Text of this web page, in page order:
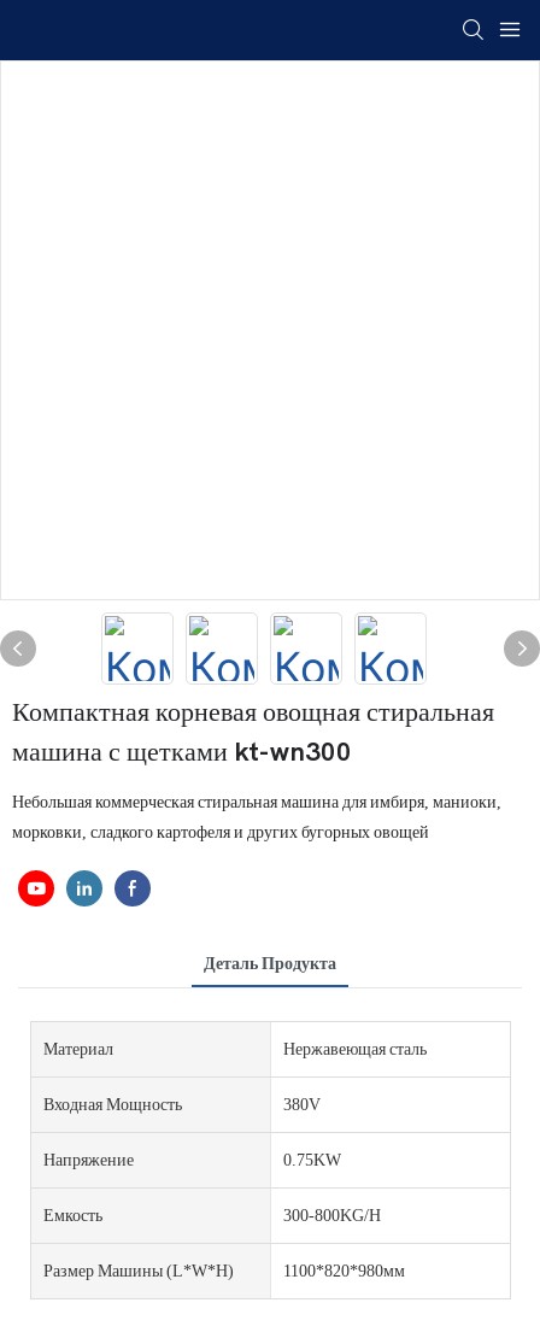
Компактная корневая овощная стиральная
машина с щетками kt-wn300
Небольшая коммерческая стиральная машина для имбиря, маниоки,
морковки, сладкого картофеля и других бугорных овощей
Деталь Продукта
Материал Нержавеющая сталь
Входная Мощность 380V
Напряжение 0.75KW
Емкость 300-800KG/H
Размер Машины (L*W*H) 1100*820*980мм